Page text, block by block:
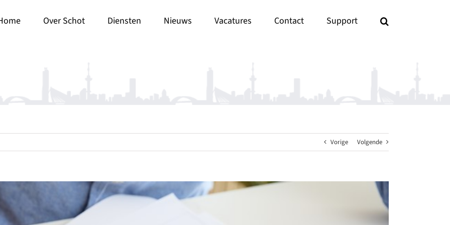
Over Schot Diensten Nieuws Vacatures Contact Support
Vorige Volgende